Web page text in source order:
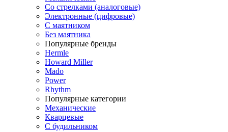
Со стрелками (аналоговые)
Электронные (цифровые)
С маятником
Без маятника
Популярные бренды
Hermle
Howard Miller
Mado
Power
Rhythm
Популярные категории
Механические
Кварцевые
С будильником